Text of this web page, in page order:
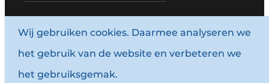
www.louwersmediagroep.com
© 1987 - 2026 Louwersmediagroep.
Algemene voorwaarden
Wij gebruiken cookies. Daarmee analyseren we
het gebruik van de website en verbeteren we
het gebruiksgemak.